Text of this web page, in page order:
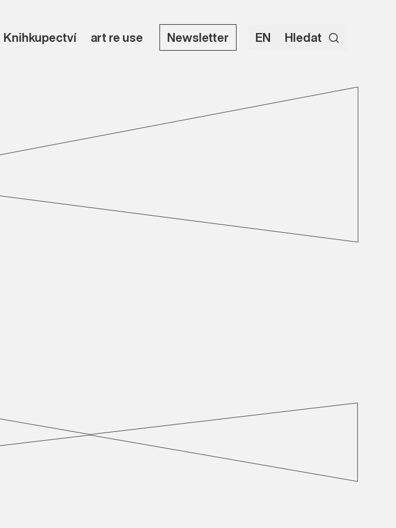
Knihkupectví art re use Newsletter EN Hledat